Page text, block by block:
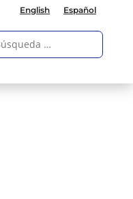
English Español